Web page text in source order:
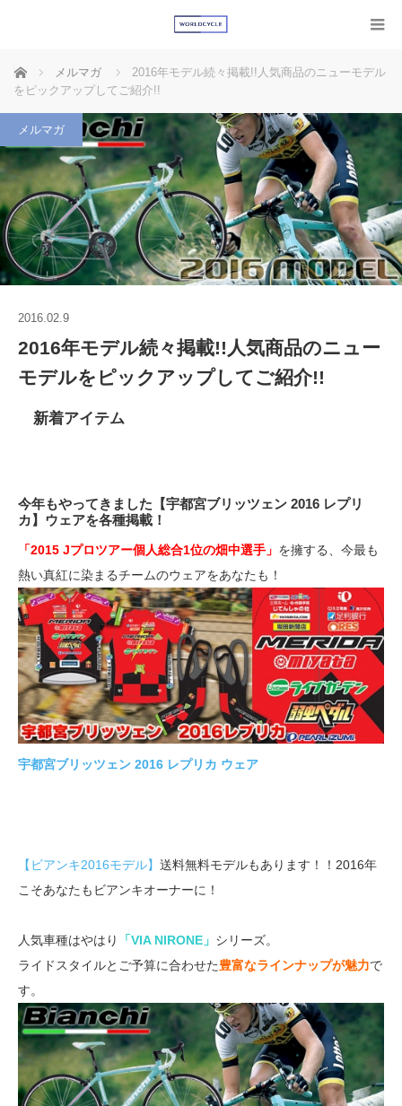
ホーム メルマガ
2016年モデル続々掲載!!人気商品のニューモデル
をピックアップしてご紹介!!
メルマガ
2016.02.9
2016年モデル続々掲載!!人気商品のニュー
モデルをピックアップしてご紹介!!
新着アイテム
今年もやってきました【宇都宮ブリッツェン 2016 レプリ
カ】ウェアを各種掲載！
「2015 Jプロツアー個人総合1位の畑中選手」 を擁する、今最も
熱い真紅に染まるチームのウェアをあなたも！
宇都宮ブリッツェン 2016 レプリカ ウェア
【ビアンキ2016モデル】 送料無料モデルもあります！！2016年
こそあなたもビアンキオーナーに！
人気車種はやはり 「VIA NIRONE」 シリーズ。
ライドスタイルとご予算に合わせた豊富なラインナップが魅力で
す。